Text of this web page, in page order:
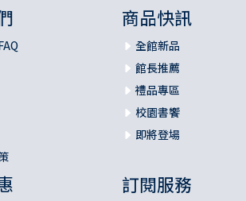
商品快訊
全館新品
館長推薦
禮品專區
校園書饗
即將登場
訂閱服務